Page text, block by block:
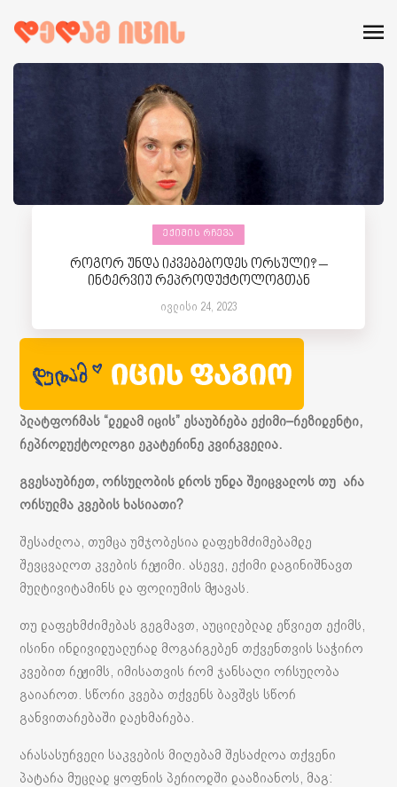
ᲔᲥᲘᲛᲘᲡ ᲠᲩᲔᲕᲐ
როგორ უნდა იკვებებოდეს ორსული? –
ინტერვიუ რეპროდუქტოლოგთან
ივლისი 24, 2023
პლატფორმას “დედამ იცის” ესაუბრება ექიმი–რეზიდენტი,
რეპროდუქტოლოგი ეკატერინე კვირკველია.
გვესაუბრეთ, ორსულობის დროს უნდა შეიცვალოს თუ არა
ორსულმა კვების ხასიათი?
შესაძლოა, თუმცა უმჯობესია დაფეხმძიმებამდე
შევცვალოთ კვების რეჟიმი. ასევე, ექიმი დაგინიშნავთ
მულტივიტამინს და ფოლიუმის მჟავას.
თუ დაფეხმძიმებას გეგმავთ, აუცილებლად ეწვიეთ ექიმს,
ისინი ინდივიდუალურად მოგარგებენ თქვენთვის საჭირო
კვებით რეჟიმს, იმისათვის რომ ჯანსაღი ორსულობა
გაიაროთ. სწორი კვება თქვენს ბავშვს სწორ
განვითარებაში დაეხმარება.
არასასურველი საკვების მიღებამ შესაძლოა თქვენი
პატარა მუცლად ყოფნის პერიოდში დააზიანოს, მაგ: